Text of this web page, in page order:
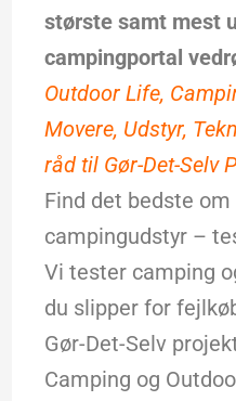
største samt mest
campingportal
Outdoor Life,
Movere, Udstyr,
råd til Gør-Det-Selv
Find det bedste
campingudstyr –
Vi tester camping
du slipper for
Gør-Det-Selv
Camping og